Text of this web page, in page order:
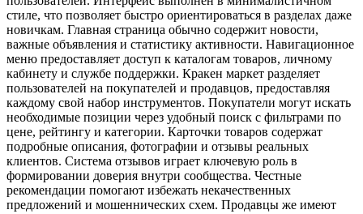
стиле, что позволяет быстро ориентироваться в разделах даже
новичкам. Главная страница обычно содержит новости,
важные объявления и статистику активности. Навигационное
меню предоставляет доступ к каталогам товаров, личному
кабинету и службе поддержки. Кракен маркет разделяет
пользователей на покупателей и продавцов, предоставляя
каждому свой набор инструментов. Покупатели могут искать
необходимые позиции через удобный поиск с фильтрами по
цене, рейтингу и категории. Карточки товаров содержат
подробные описания, фотографии и отзывы реальных
клиентов. Система отзывов играет ключевую роль в
формировании доверия внутри сообщества. Честные
рекомендации помогают избежать некачественных
предложений и мошеннических схем. Продавцы же имеют